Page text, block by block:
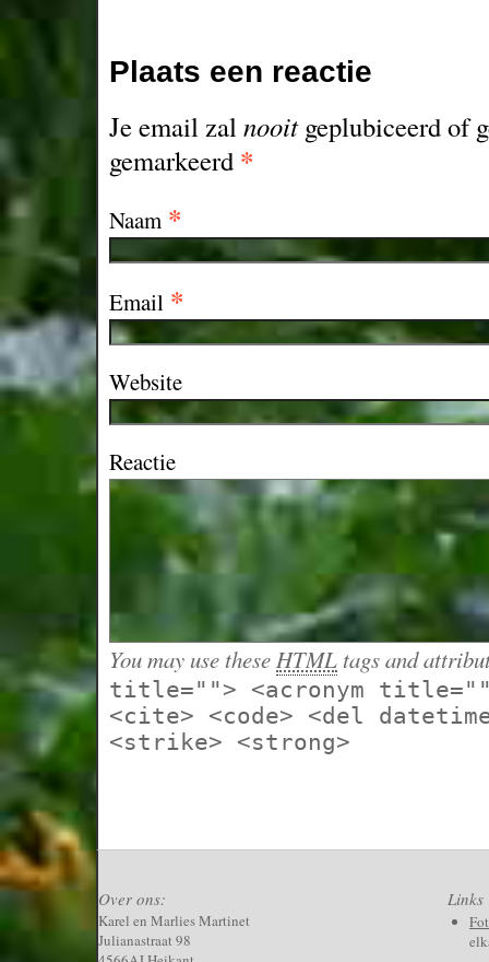
Plaats een reactie
Je email zalnooitgeplubiceerd of
gemarkeerd *
Naam *
Email *
Website
Reactie
You may use theseHTML tags and
title=""> <acronym
<cite> <code> <del
<strike> <strong>
Over ons:
Karel en Marlies Martinet
Julianastraat 98
Links